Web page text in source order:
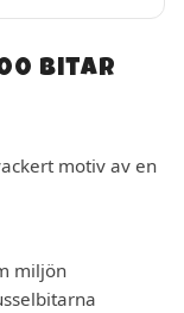
Bitar
motiv av en
miljön